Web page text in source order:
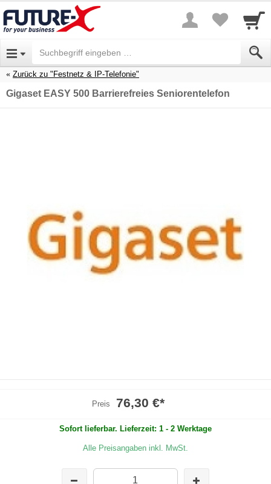
Zurück zu "Festnetz & IP-Telefonie"
Gigaset EASY 500 Barrierefreies Seniorentelefon
Preis 76,30 €*
Sofort lieferbar. Lieferzeit: 1 - 2 Werktage
Alle Preisangaben inkl. MwSt.